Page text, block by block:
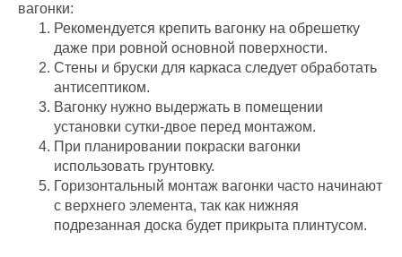
вагонки:
Рекомендуется крепить вагонку на обрешетку
даже при ровной основной поверхности.
Стены и бруски для каркаса следует обработать
антисептиком.
Вагонку нужно выдержать в помещении
установки сутки-двое перед монтажом.
При планировании покраски вагонки
использовать грунтовку.
Горизонтальный монтаж вагонки часто начинают
с верхнего элемента, так как нижняя
подрезанная доска будет прикрыта плинтусом.